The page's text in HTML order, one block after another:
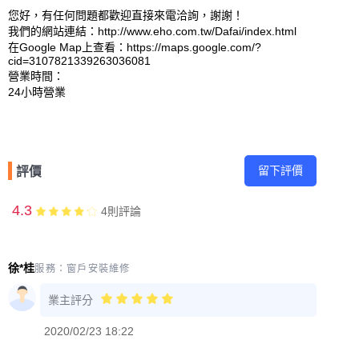
您好，有任何問題都歡迎直接來電洽詢，謝謝！
我們的網站連結：http://www.eho.com.tw/Dafai/index.html
在Google Map上查看：https://maps.google.com/?
cid=3107821339263036081
營業時間：
評價 留下評價
4.3 4則評論
徐*桂服務： 窗戶安裝維修
業主評分
2020/02/23 18:22